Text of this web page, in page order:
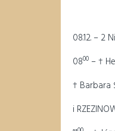
08.12. – 2
0800 – †
† Barbara
i